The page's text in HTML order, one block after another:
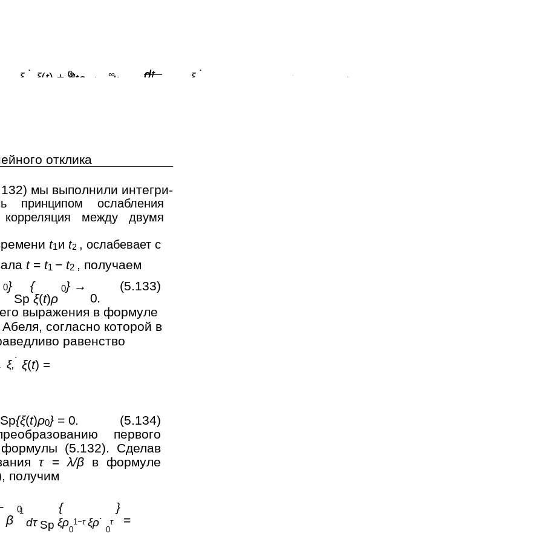
∞ ∞ dt
0
dte − t d ξ, ˙
ξ, ˙ ξ(t) + dte
отклика
мы выполнили интегри-
принципом ослабления
корреляция между двумя
t1и t2 , ослабевает с
t = t1 − t2 , получаем
0} { 0} →
(5.133)
0.
Sp ξ(t)ρ
выражения в формуле
согласно которой в
равенство
ξ,˙ ξ(t) =
Sp{ξ(t)ρ0} = 0.
(5.134)
первого
формулы (5.132). Сделав
τ = λ/β в формуле
получим
0 {
}
β
1
dτ Sp ξρ
0
1−τ ξρ˙
0
τ =